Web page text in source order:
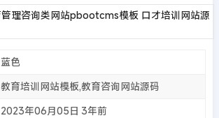
蓝色
教育培训网站模板,教育咨询网站源码
2023年06月05日 3年前